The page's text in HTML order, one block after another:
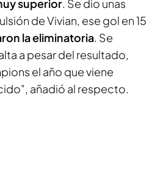
superior. Se dio unas
de Vivian, ese gol en 15
la eliminatoria. Se
a pesar del resultado,
el año que viene
añadió al respecto.